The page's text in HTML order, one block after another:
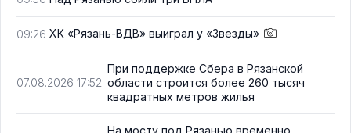
09:26 ХК «Рязань-ВДВ» выиграл у «Звезды»
07.08.2026 17:52
При поддержке Сбера в Рязанской
области строится более 260 тысяч
квадратных метров жилья